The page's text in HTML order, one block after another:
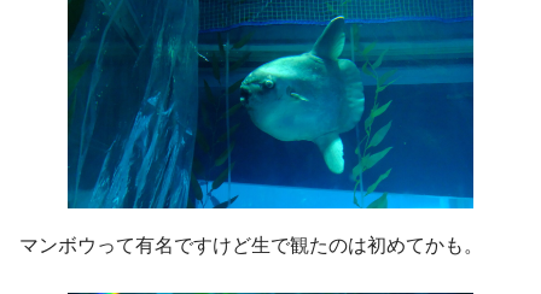
マンボウって有名ですけど生で観たのは初めてかも。